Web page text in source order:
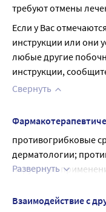
требуют отмены
Если у Вас
инструкции или они
любые другие
инструкции,
Свернуть
противогрибковые
дерматологии;
наружного
Развернуть
Взаимодействие с